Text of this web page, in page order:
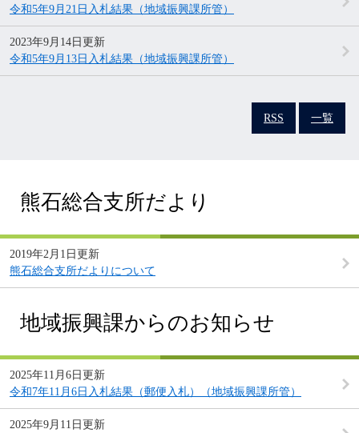
令和5年9月21日入札結果（地域振興課所管）
2023年9月14日更新
令和5年9月13日入札結果（地域振興課所管）
RSS 一覧
熊石総合支所だより
2019年2月1日更新
熊石総合支所だよりについて
地域振興課からのお知らせ
2025年11月6日更新
令和7年11月6日入札結果（郵便入札）（地域振興課所管）
2025年9月11日更新